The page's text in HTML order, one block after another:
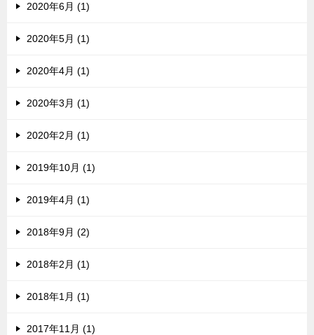
2020年6月 (1)
2020年5月 (1)
2020年4月 (1)
2020年3月 (1)
2020年2月 (1)
2019年10月 (1)
2019年4月 (1)
2018年9月 (2)
2018年2月 (1)
2018年1月 (1)
2017年11月 (1)